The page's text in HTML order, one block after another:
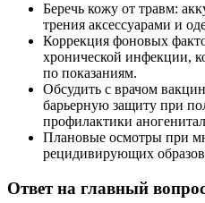
Беречь кожу от травм:
трения аксессуарами и
Коррекция фоновых
хронической инфекции,
по показаниям.
Обсудить с врачом
барьерную защиту при
профилактики
Плановые осмотры при
рецидивирующих
Ответ на главный